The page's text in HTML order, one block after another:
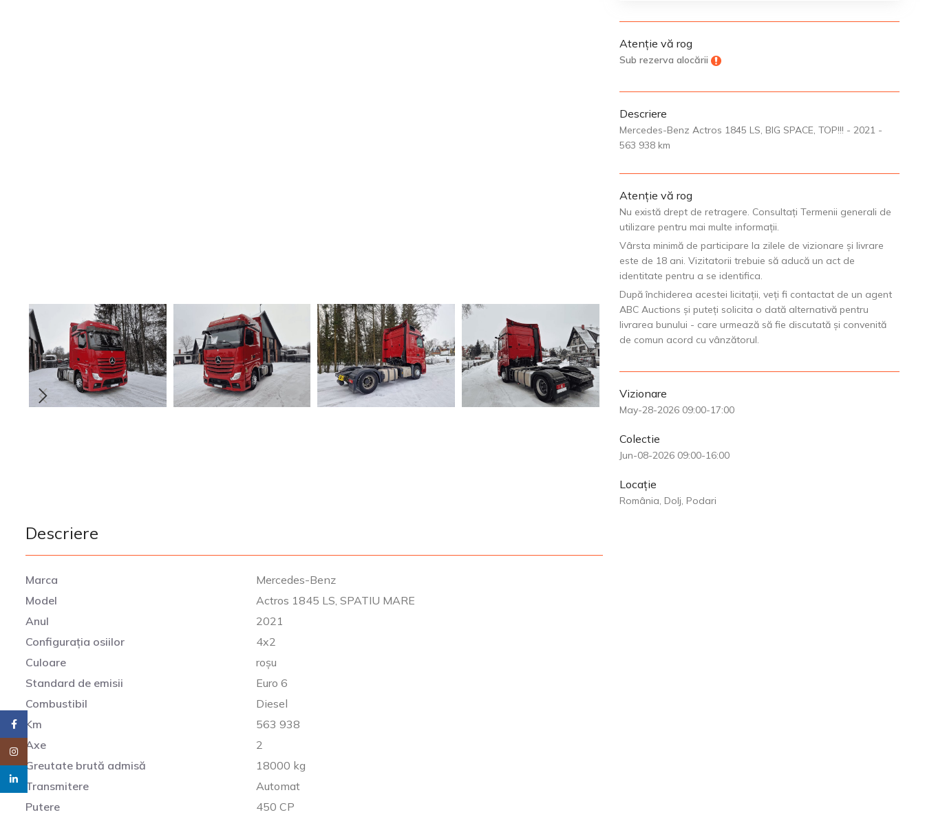
Facebook
Instagram
Descriere
Marca
Mercedes-Benz
Model
Actros 1845 LS, SPATIU MARE
Anul
2021
Configurația osiilor
4x2
Culoare
roșu
Standard de emisii
Euro 6
Combustibil
Diesel
Km
563 938
Axe
2
Greutate brută admisă
18000 kg
Transmitere
Automat
Putere
450 CP
Atenție vă rog
Sub rezerva alocării
Descriere
Mercedes-Benz Actros 1845 LS, BIG SPACE, TOP!!! - 2021 -
563 938 km
Atenție vă rog
Nu există drept de retragere. Consultați Termenii generali de
utilizare pentru mai multe informații.
Vârsta minimă de participare la zilele de vizionare și livrare
este de 18 ani. Vizitatorii trebuie să aducă un act de
identitate pentru a se identifica.
După închiderea acestei licitații, veți fi contactat de un agent
ABC Auctions și puteți solicita o dată alternativă pentru
livrarea bunului - care urmează să fie discutată și convenită
de comun acord cu vânzătorul.
Vizionare
May-28-2026 09:00-17:00
Colectie
Jun-08-2026 09:00-16:00
Locație
România, Dolj, Podari